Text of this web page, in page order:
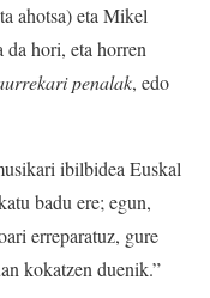
ahotsa) eta Mikel
da hori, eta horren
penalak, edo
ibilbidea Euskal
badu ere; egun,
erreparatuz, gure
kokatzen duenik.”